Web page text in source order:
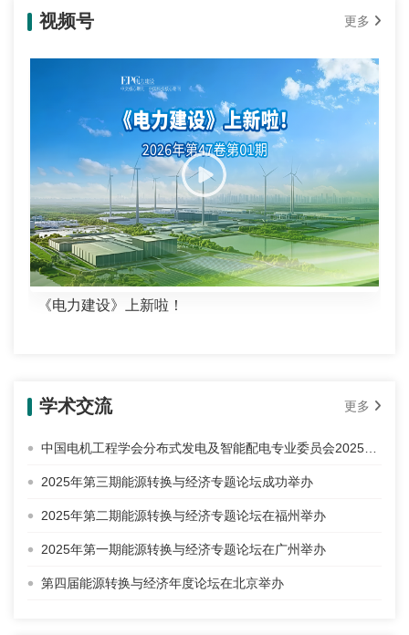
视频号 更多
《电力建设》上新啦！
学术交流 更多
2025年第三期能源转换与经济专题论坛成功举办
2025年第二期能源转换与经济专题论坛在福州举办
2025年第一期能源转换与经济专题论坛在广州举办
第四届能源转换与经济年度论坛在北京举办